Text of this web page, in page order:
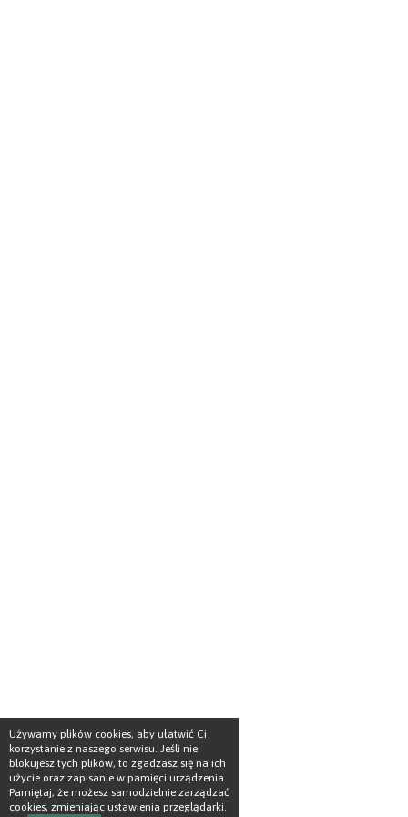
Używamy plików cookies, aby ułatwić Ci
korzystanie z naszego serwisu. Jeśli nie
blokujesz tych plików, to zgadzasz się na ich
użycie oraz zapisanie w pamięci urządzenia.
Pamiętaj, że możesz samodzielnie zarządzać
cookies, zmieniając ustawienia przeglądarki.